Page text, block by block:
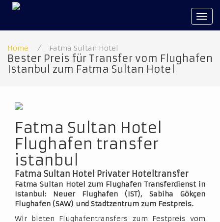
Home / Fatma Sultan Hotel
Bester Preis für Transfer vom Flughafen
Istanbul zum Fatma Sultan Hotel
Fatma Sultan Hotel
Flughafen transfer
istanbul
Fatma Sultan Hotel Privater Hoteltransfer
Fatma Sultan Hotel zum Flughafen Transferdienst in
Istanbul: Neuer Flughafen (IST), Sabiha Gökçen
Flughafen (SAW) und Stadtzentrum zum Festpreis.
Wir bieten Flughafentransfers zum Festpreis vom